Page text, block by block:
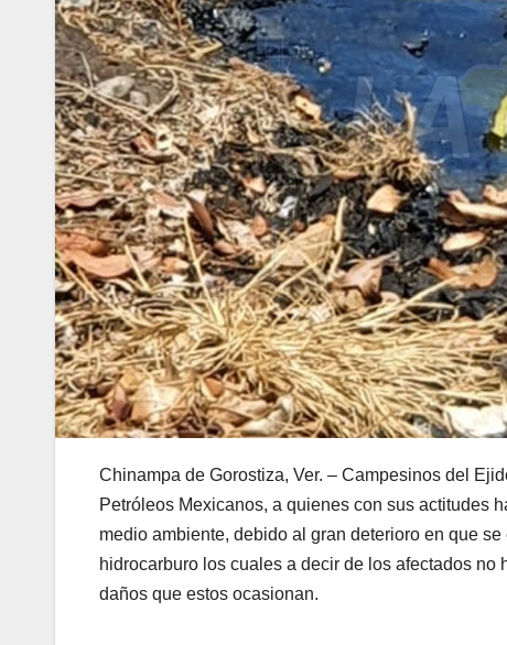
Chinampa de Gorostiza, Ver. – Campesinos del
Petróleos Mexicanos, a quienes con sus actitudes
medio ambiente, debido al gran deterioro en que
hidrocarburo los cuales a decir de los afectados
daños que estos ocasionan.